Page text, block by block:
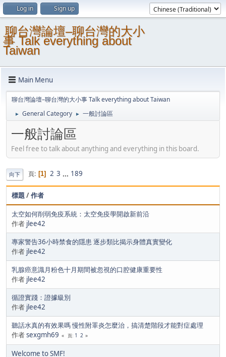
Log in Sign up
聊台灣論壇–聊台灣的大小
事 Talk everything about
Taiwan
Main Menu
聊台灣論壇–聊台灣的大小事 Talk everything about Taiwan
► General Category ► 一般討論區
一般討論區
Feel free to talk about anything and everything in this board.
向下 頁 1 2 3 ... 189
標題 /作者
太空如何削弱免疫系統：太空免疫學開啟新前沿
作者 jlee42
專家警告36小時禁食的隱患 逐步類比揭示身體真實變化
作者 jlee42
乳腺癌意識月粉色十月期間被忽視的口腔健康重要性
作者 jlee42
循證實踐：證據級別
作者 jlee42
聽話水真的有效果嗎 慢性附睪炎怎麼治，搞清楚階段才能對症處理
作者sexgmh69 頁 1 2
Welcome to SMF!